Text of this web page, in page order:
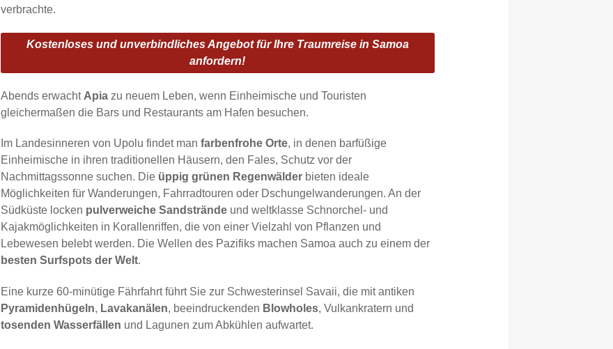
verbrachte.
Kostenloses und unverbindliches Angebot für Ihre Traumreise in Samoa
anfordern!
Abends erwacht Apia zu neuem Leben, wenn Einheimische und Touristen
gleichermaßen die Bars und Restaurants am Hafen besuchen.
Im Landesinneren von Upolu findet man farbenfrohe Orte, in denen barfüßige
Einheimische in ihren traditionellen Häusern, den Fales, Schutz vor der
Nachmittagssonne suchen. Die üppig grünen Regenwälder bieten ideale
Möglichkeiten für Wanderungen, Fahrradtouren oder Dschungelwanderungen. An der
Südküste locken pulverweiche Sandstrände und weltklasse Schnorchel- und
Kajakmöglichkeiten in Korallenriffen, die von einer Vielzahl von Pflanzen und
Lebewesen belebt werden. Die Wellen des Pazifiks machen Samoa auch zu einem der
besten Surfspots der Welt.
Eine kurze 60-minütige Fährfahrt führt Sie zur Schwesterinsel Savaii, die mit antiken
Pyramidenhügeln, Lavakanälen, beeindruckenden Blowholes, Vulkankratern und
tosenden Wasserfällen und Lagunen zum Abkühlen aufwartet.